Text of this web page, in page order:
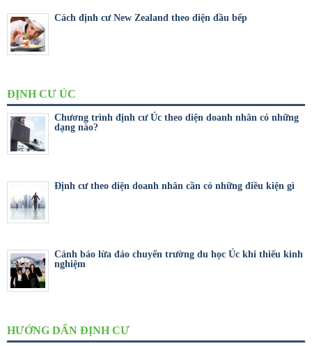
Cách định cư New Zealand theo diện đầu bếp
ĐỊNH CƯ ÚC
Chương trình định cư Úc theo diện doanh nhân có những
dạng nào?
Định cư theo diện doanh nhân cần có những điều kiện gì
Cảnh báo lừa đảo chuyển trường du học Úc khi thiếu kinh
nghiệm
HƯỚNG DẨN ĐỊNH CƯ